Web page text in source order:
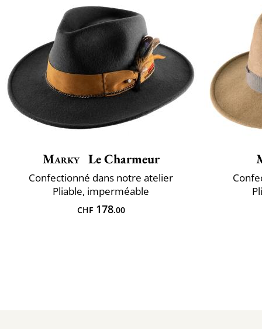
Marky Le Charmeur
Confectionné dans notre atelier
Pliable, imperméable
CHF178.00